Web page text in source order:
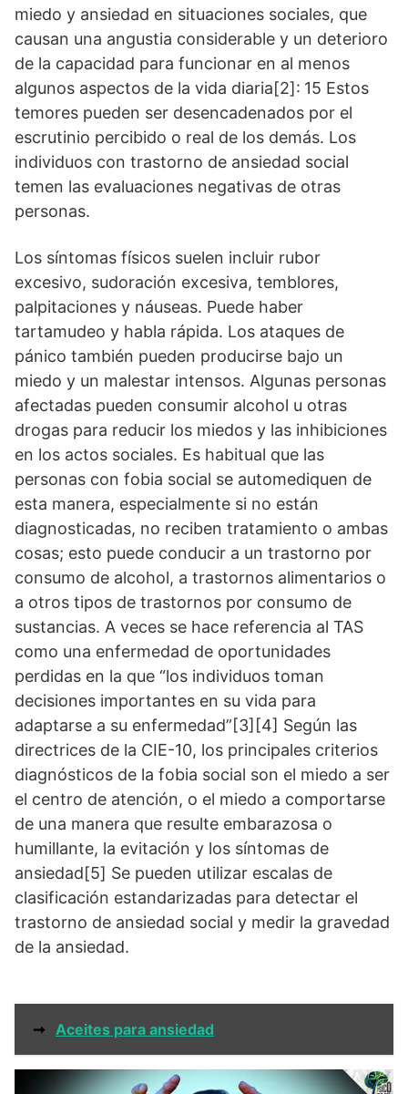
miedo y ansiedad en situaciones sociales, que
causan una angustia considerable y un deterioro
de la capacidad para funcionar en al menos
algunos aspectos de la vida diaria[2]: 15 Estos
temores pueden ser desencadenados por el
escrutinio percibido o real de los demás. Los
individuos con trastorno de ansiedad social
temen las evaluaciones negativas de otras
personas.
Los síntomas físicos suelen incluir rubor
excesivo, sudoración excesiva, temblores,
palpitaciones y náuseas. Puede haber
tartamudeo y habla rápida. Los ataques de
pánico también pueden producirse bajo un
miedo y un malestar intensos. Algunas personas
afectadas pueden consumir alcohol u otras
drogas para reducir los miedos y las inhibiciones
en los actos sociales. Es habitual que las
personas con fobia social se automediquen de
esta manera, especialmente si no están
diagnosticadas, no reciben tratamiento o ambas
cosas; esto puede conducir a un trastorno por
consumo de alcohol, a trastornos alimentarios o
a otros tipos de trastornos por consumo de
sustancias. A veces se hace referencia al TAS
como una enfermedad de oportunidades
perdidas en la que “los individuos toman
decisiones importantes en su vida para
adaptarse a su enfermedad”[3][4] Según las
directrices de la CIE-10, los principales criterios
diagnósticos de la fobia social son el miedo a ser
el centro de atención, o el miedo a comportarse
de una manera que resulte embarazosa o
humillante, la evitación y los síntomas de
ansiedad[5] Se pueden utilizar escalas de
clasificación estandarizadas para detectar el
trastorno de ansiedad social y medir la gravedad
de la ansiedad.
➞ Aceites para ansiedad